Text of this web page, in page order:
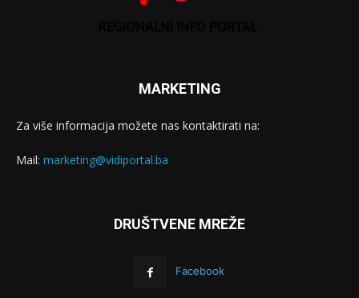
MARKETING
Za više informacija možete nas kontaktirati na:
Mail: marketing@vidiportal.ba
DRUŠTVENE MREŽE
Facebook